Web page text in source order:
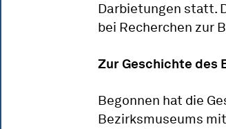
Darbietungen statt.
bei Recherchen zur
Zur Geschichte des
Begonnen hat die
Bezirksmuseums